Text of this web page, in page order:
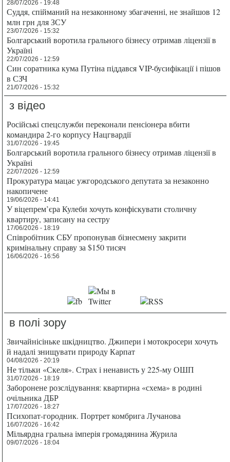
28/07/2026 - 19:48
Суддя, спійманий на незаконному збагаченні, не знайшов 12
млн грн для ЗСУ
23/07/2026 - 15:32
Болгарський воротила грального бізнесу отримав ліцензії в
Україні
22/07/2026 - 12:59
Син соратника кума Путіна піддався VIP-бусифікації і пішов
в СЗЧ
21/07/2026 - 15:32
з відео
Російські спецслужби переконали пенсіонера вбити
командира 2-го корпусу Нацгвардії
31/07/2026 - 19:45
Болгарський воротила грального бізнесу отримав ліцензії в
Україні
22/07/2026 - 12:59
Прокуратура мацає ужгородського депутата за незаконно
накопичене
19/06/2026 - 14:41
У віцепрем’єра Кулеби хочуть конфіскувати столичну
квартиру, записану на сестру
17/06/2026 - 18:19
Співробітник СБУ пропонував бізнесмену закрити
кримінальну справу за $150 тисяч
16/06/2026 - 16:56
в полі зору
Звичайнісіньке шкідництво. Джипери і мотокросери хочуть
й надалі знищувати природу Карпат
04/08/2026 - 20:19
Не тільки «Скеля». Страх і ненависть у 225-му ОШП
31/07/2026 - 18:19
Заборонене розслідування: квартирна «схема» в родині
очільника ДБР
17/07/2026 - 18:27
Психопат-городник. Портрет комбрига Лучанова
16/07/2026 - 16:42
Мільярдна гральна імперія громадянина Журила
09/07/2026 - 18:04